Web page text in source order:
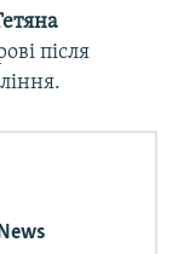
після